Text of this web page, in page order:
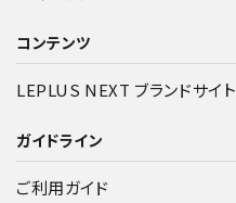
コンテンツ
LEPLUS NEXT ブランドサイト
ガイドライン
ご利用ガイド